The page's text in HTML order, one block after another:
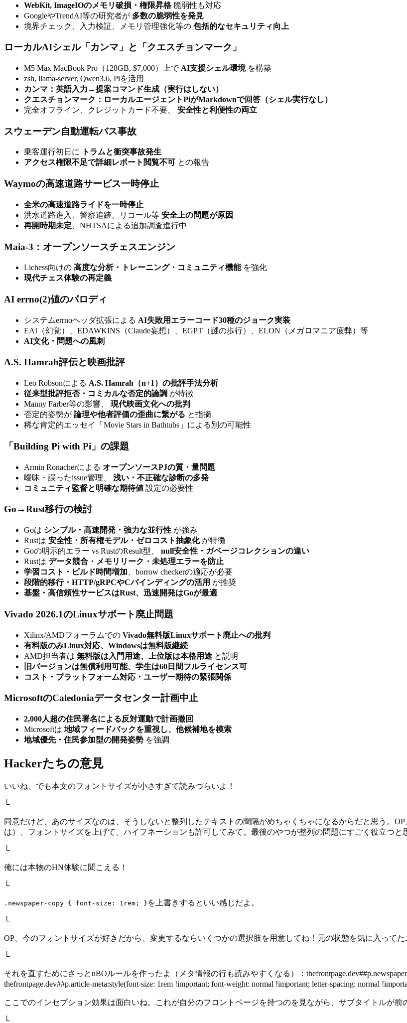
WebKit, ImageIOのメモリ破損・権限昇格脆弱性も対応
GoogleやTrendAI等の研究者が 多数の脆弱性を発見
境界チェック、入力検証、メモリ管理強化等の 包括的なセキュリティ向上
ローカルAIシェル「カンマ」と「クエスチョンマーク」
M5 Max MacBook Pro（128GB, $7,000）上で AI支援シェル環境を構築
zsh, llama-server, Qwen3.6, Piを活用
カンマ：英語入力→提案コマンド生成（実行はしない）
クエスチョンマーク：ローカルエージェントPiがMarkdownで回答（シェル実行なし）
完全オフライン、クレジットカード不要、 安全性と利便性の両立
スウェーデン自動運転バス事故
乗客運行初日に
トラムと衝突事故発生
アクセス権限不足で詳細レポート閲覧不可 との報告
Waymoの高速道路サービス一時停止
全米の高速道路ライドを一時停止
洪水道路進入、警察追跡、リコール等 安全上の問題が原因
再開時期未定 、NHTSAによる追加調査進行中
Maia-3：オープンソースチェスエンジン
Lichess向けの 高度な分析・トレーニング・コミュニティ機能を強化
現代チェス体験の再定義
AI errno(2)値のパロディ
システムerrnoヘッダ拡張による AI失敗用エラーコード30種のジョーク実装
EAI（幻覚）、EDAWKINS（Claude妄想）、EGPT（謎の歩行）、ELON（メガロマニア疲弊）等
AI文化・問題への風刺
A.S. Hamrah評伝と映画批評
Leo Robsonによる A.S. Hamrah（n+1）の批評手法分析
従来型批評拒否・コミカルな否定的論調 が特徴
Manny Farber等の影響、 現代映画文化への批判
否定的姿勢が 論理や他者評価の歪曲に繋がる と指摘
稀な肯定的エッセイ「Movie Stars in Bathtubs」による別の可能性
「Building Pi with Pi」の課題
Armin Ronacherによる オープンソースPJの質・量問題
曖昧・誤ったissue管理、 浅い・不正確な診断の多発
コミュニティ監督と明確な期待値 設定の必要性
Go→Rust移行の検討
Goは シンプル・高速開発・強力な並行性 が強み
Rustは 安全性・所有権モデル・ゼロコスト抽象化が特徴
Goの明示的エラー vs RustのResult型、 null安全性・ガベージコレクションの違い
Rustは データ競合・メモリリーク・未処理エラーを防止
学習コスト・ビルド時間増加 、borrow checkerの適応が必要
段階的移行・HTTP/gRPCやCバインディングの活用 が推奨
基盤・高信頼性サービスはRust、迅速開発はGoが最適
Vivado 2026.1のLinuxサポート廃止問題
Xilinx/AMDフォーラムでの Vivado無料版Linuxサポート廃止への批判
有料版のみLinux対応、Windowsは無料版継続
AMD担当者は 無料版は入門用途、上位版は本格用途 と説明
旧バージョンは無償利用可能、学生は60日間フルライセンス可
コスト・プラットフォーム対応・ユーザー期待の緊張関係
MicrosoftのCaledoniaデータセンター計画中止
2,000人超の住民署名による反対運動で計画撤回
Microsoftは 地域フィードバックを重視し、他候補地を模索
地域優先・住民参加型の開発姿勢 を強調
Hackerたちの意見
いいね、でも本文のフォントサイズが小さすぎて読みづらいよ！
└
同意だけど、あのサイズなのは、そうしないと整列したテキストの間隔がめちゃくちゃになるからだと思う。
は）、フォントサイズを上げて、ハイフネーションも許可してみて。最後のやつが整列の問題にすごく役立つと
└
俺には本物のHN体験に聞こえる！
└
.newspaper-copy { font-size: 1rem; } を上書きするといい感じだよ。
└
OP、今のフォントサイズが好きだから、変更するならいくつかの選択肢を用意してね！元の状態を気に入ってた
└
それを直すためにさっとuBOルールを作ったよ（メタ情報の行も読みやすくなる）：thefrontpage.dev##p.newspaper-
thefrontpage.dev##p.article-meta:style(font-size: 1rem !important; font-weight: normal !important; letter-spacing: normal
ここでのインセプション効果は面白いね。これが自分のフロントページを持つのを見ながら、サブタイトルが前
└